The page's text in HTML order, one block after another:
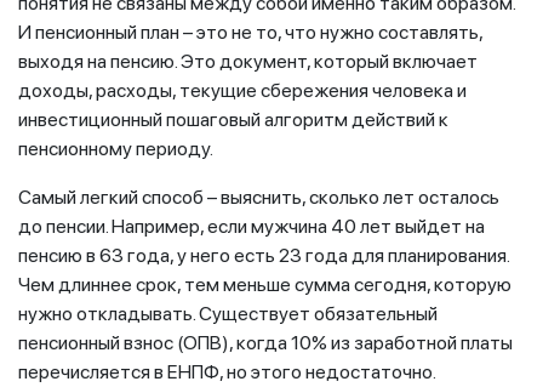
И пенсионный план – это не то, что нужно составлять,
выходя на пенсию. Это документ, который включает
доходы, расходы, текущие сбережения человека и
инвестиционный пошаговый алгоритм действий к
пенсионному периоду.
Самый легкий способ – выяснить, сколько лет осталось
до пенсии. Например, если мужчина 40 лет выйдет на
пенсию в 63 года, у него есть 23 года для планирования.
Чем длиннее срок, тем меньше сумма сегодня, которую
нужно откладывать. Существует обязательный
пенсионный взнос (ОПВ), когда 10% из заработной платы
перечисляется в ЕНПФ, но этого недостаточно.